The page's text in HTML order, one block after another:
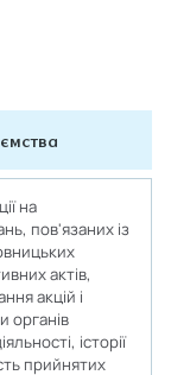
на
пов'язаних із
актів,
акцій і
органів
історії
прийнятих